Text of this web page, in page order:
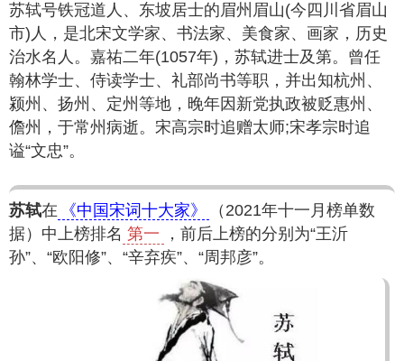
苏轼号铁冠道人、东坡居士的眉州眉山(今四川省眉山
市)人，是北宋文学家、书法家、美食家、画家，历史
治水名人。嘉祐二年(1057年)，苏轼进士及第。曾任
翰林学士、侍读学士、礼部尚书等职，并出知杭州、
颍州、扬州、定州等地，晚年因新党执政被贬惠州、
儋州，于常州病逝。宋高宗时追赠太师;宋孝宗时追
谥“文忠”。
苏轼在 《中国宋词十大家》
（2021年十一月榜单数
据）中上榜排名 第一
，前后上榜的分别为“王沂
孙”、“欧阳修”、“辛弃疾”、“周邦彦”。